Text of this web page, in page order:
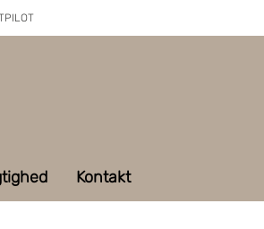
Kontakt